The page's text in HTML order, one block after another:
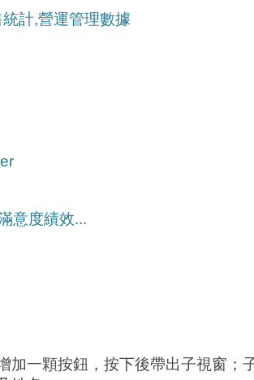
計,營運管理數據
意度績效...
加一顆按鈕，按下後帶出子視窗；